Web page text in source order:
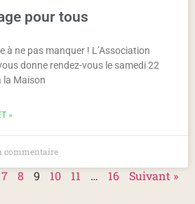
pour tous
à ne pas manquer ! L’Association
donne rendez-vous le samedi 22
la Maison
»
commentaire
7 8 9 10 11 … 16 Suivant »